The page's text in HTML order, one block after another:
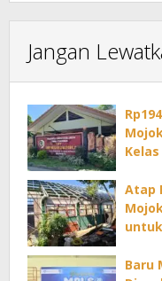
Jangan
Atap
Baru